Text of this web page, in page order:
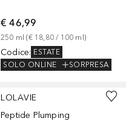
€ 46,99
250 ml (€ 18,80 / 100 ml)
Codice: ESTATE
SOLO ONLINE
SORPRESA
LOLAVIE
Peptide Plumping